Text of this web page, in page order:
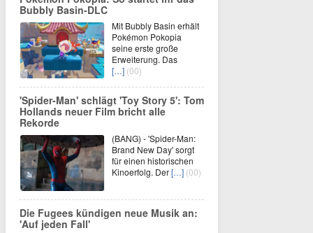
Bubbly Basin-DLC
Mit Bubbly Basin erhält
Pokémon Pokopia
seine erste große
Erweiterung. Das
[…] (00)
'Spider-Man' schlägt 'Toy Story 5': Tom
Hollands neuer Film bricht alle
Rekorde
(BANG) - 'Spider-Man:
Brand New Day' sorgt
für einen historischen
Kinoerfolg. Der[…] (00)
Die Fugees kündigen neue Musik an:
'Auf jeden Fall'